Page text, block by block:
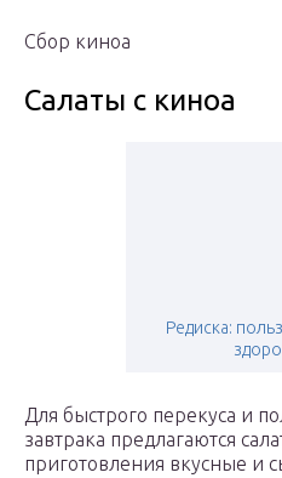
Сбор киноа
Салаты с киноа
Редиска:
Для быстрого перекуса и
завтрака предлагаются
приготовления вкусные и